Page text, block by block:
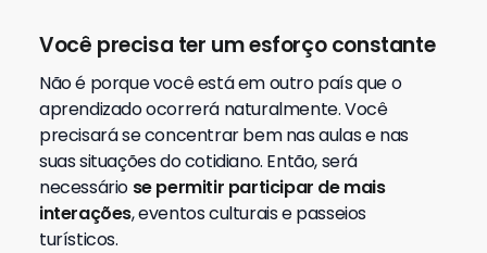
Você precisa ter um esforço constante
Não é porque você está em outro país que o
aprendizado ocorrerá naturalmente. Você
precisará se concentrar bem nas aulas e nas
suas situações do cotidiano. Então, será
necessário se permitir participar de mais
interações, eventos culturais e passeios
turísticos.